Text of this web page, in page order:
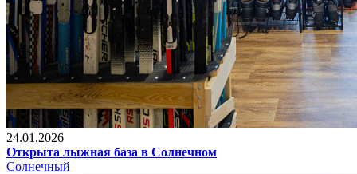
24.01.2026
Открыта лыжная база в Солнечном
Солнечный